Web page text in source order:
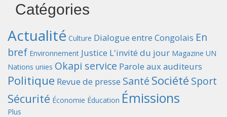
Catégories
Actualité Culture Dialogue entre Congolais En
bref Environnement Justice L'invité du jour Magazine UN
Nations unies Okapi service Parole aux auditeurs
Politique Revue de presse Santé Société Sport
Sécurité Économie Éducation Émissions
Plus